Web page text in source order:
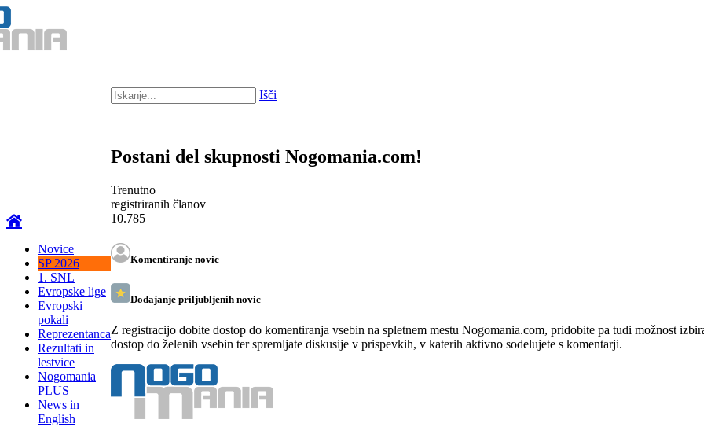
Novice
SP 2026
1. SNL
Evropske lige
Evropski
pokali
Reprezentanca
Rezultati in
lestvice
Nogomania
PLUS
News in
English
Išči
Postani del skupnosti Nogomania.com!
Trenutno
registriranih članov
10.785
Komentiranje novic
Dodajanje priljubljenih novic
Z registracijo dobite dostop do komentiranja vsebin na spletnem mestu Nogomania.com, pridobite pa tudi možnost
dostop do želenih vsebin ter spremljate diskusije v prispevkih, v katerih aktivno sodelujete s komentarji.